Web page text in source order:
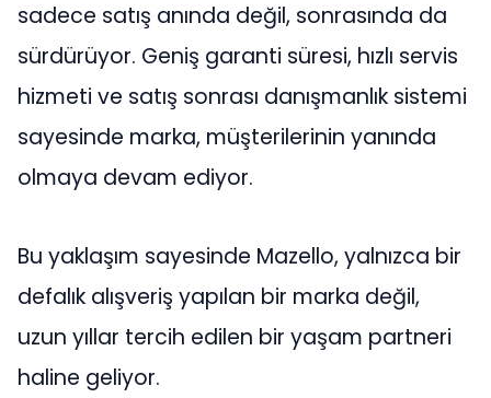
sadece satış anında değil, sonrasında da
sürdürüyor. Geniş garanti süresi, hızlı servis
hizmeti ve satış sonrası danışmanlık sistemi
sayesinde marka, müşterilerinin yanında
olmaya devam ediyor.
Bu yaklaşım sayesinde Mazello, yalnızca bir
defalık alışveriş yapılan bir marka değil,
uzun yıllar tercih edilen bir yaşam partneri
haline geliyor.